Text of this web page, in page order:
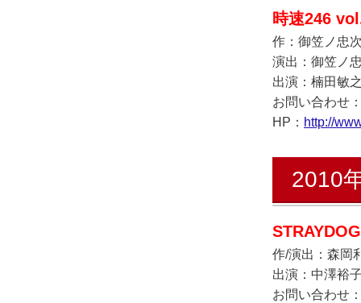
時速246
作：御笠ノ忠
演出：御笠ノ
出演：楠田敏
お問い合わせ
HP： http://
2010
作/演出：森岡
出演：中澤裕
お問い合わせ